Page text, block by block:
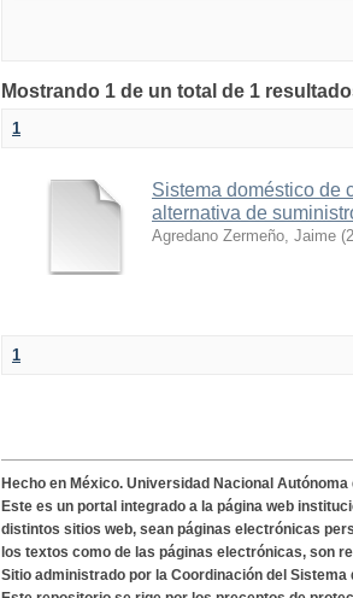
Mostrando 1 de un total de 1
1
Sistema doméstico de
alternativa de
Agredano Zermeño, Jaime (
1
Hecho en México. Universidad Nacional
Este es un portal integrado a la página web
distintos sitios web, sean páginas electrónicas
los textos como de las páginas electrónicas, son
Sitio administrado por la Coordinación del Sistema